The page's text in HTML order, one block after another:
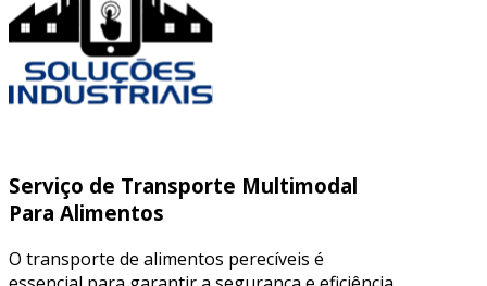
Serviço de Transporte Multimodal
Para Alimentos
O transporte de alimentos perecíveis é